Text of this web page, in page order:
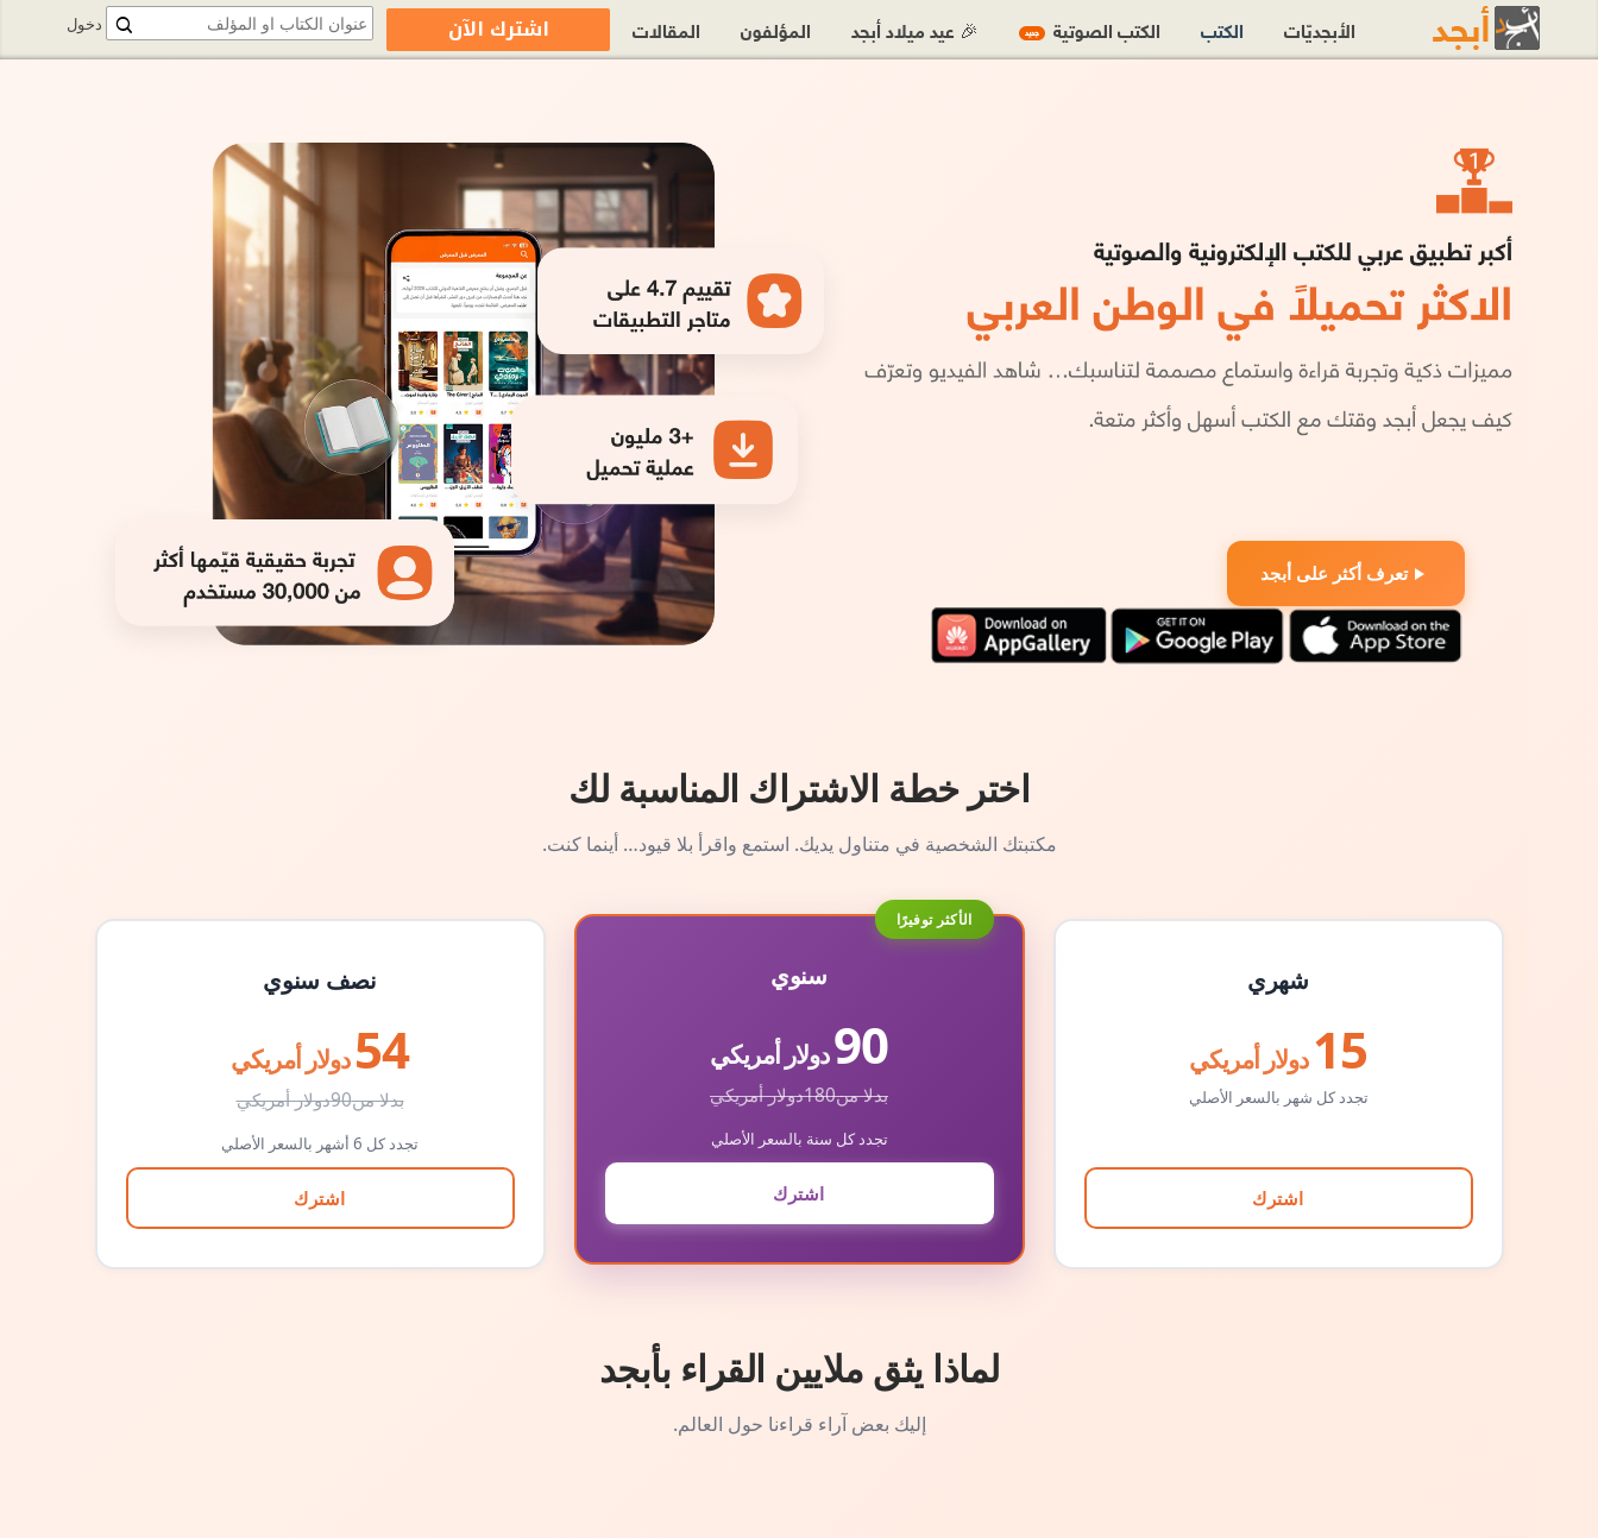
تعرف أكثر على أبجد
اختر خطة الاشتراك المناسبة لك
مكتبتك الشخصية في متناول يديك. استمع واقرأ بلا قيود… أينما كنت.
شهري
15 دولار أمريكي
تجدد كل شهر بالسعر الأصلي
اشترك
الأكثر توفيرًا
سنوي
90دولار أمريكي
بدلا من180دولار أمريكي
تجدد كل سنة بالسعر الأصلي
اشترك
نصف سنوي
54 دولار أمريكي
بدلا من90دولار أمريكي
تجدد كل 6 أشهر بالسعر الأصلي
اشترك
لماذا يثق ملايين القراء بأبجد
إليك بعض آراء قراءنا حول العالم.
دخول الأبجديّات الكتب الكتب الصوتية جديد 🎉 عيد ميلاد أبجد المؤلفون المقالات اشترك الآن